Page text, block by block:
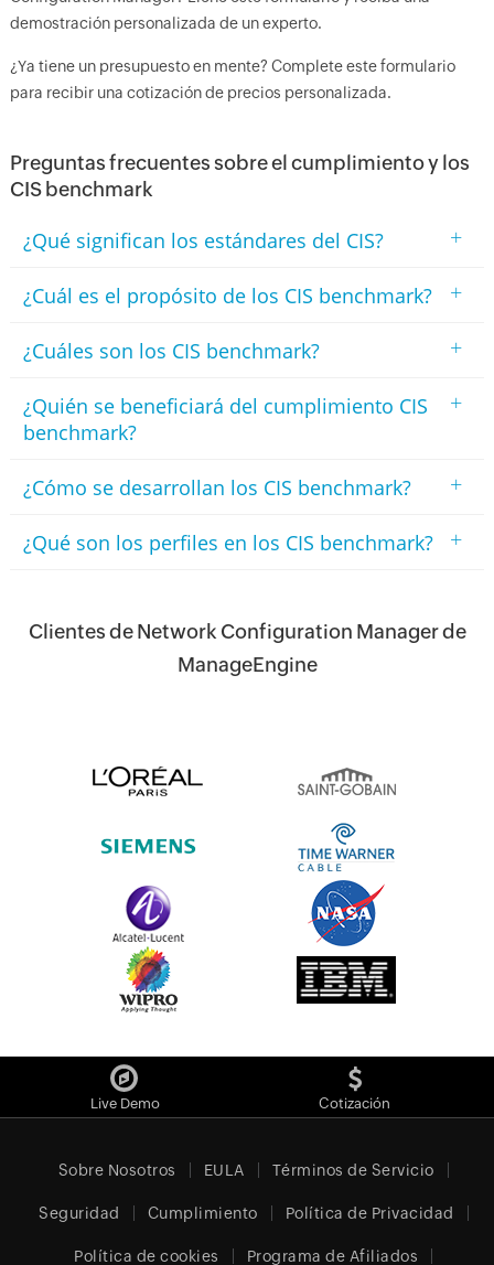
demostración personalizada de un experto.
¿Ya tiene un presupuesto en mente? Complete este formulario
para recibir una cotización de precios personalizada.
Preguntas frecuentes sobre el cumplimiento y los
CIS benchmark
¿Qué significan los estándares del CIS? +
¿Cuál es el propósito de los CIS benchmark? +
¿Cuáles son los CIS benchmark? +
¿Quién se beneficiará del cumplimiento CIS
benchmark?
+
¿Cómo se desarrollan los CIS benchmark? +
¿Qué son los perfiles en los CIS benchmark? +
Clientes de Network Configuration Manager de
ManageEngine
Live Demo Cotización
Sobre Nosotros EULA Términos de Servicio
Seguridad Cumplimiento Política de Privacidad
Política de cookies Programa de Afiliados